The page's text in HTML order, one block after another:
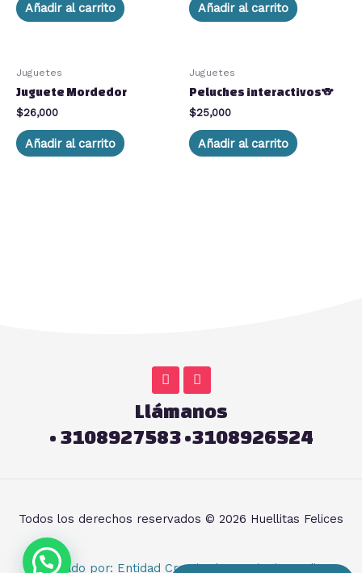
Añadir al carrito Añadir al carrito
Juguetes
Juguete Mordedor
$26,000
Añadir al carrito
Juguetes
Peluches interactivos🐨
$25,000
Añadir al carrito
F
a
c
e
o
I
n
s
t
g
Llámanos
• 3108927583 •3108926524
Todos los derechos reservados © 2026 Huellitas Felices
Diseñado por: Entidad Creativa | Agencia de Medios